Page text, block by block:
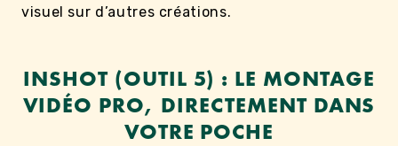
visuel sur d’autres créations.
INSHOT (OUTIL 5) : LE MONTAGE
VIDÉO PRO, DIRECTEMENT DANS
VOTRE POCHE